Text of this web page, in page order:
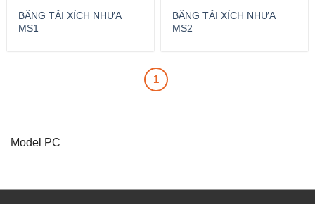
BĂNG TẢI XÍCH NHỰA
MS1
BĂNG TẢI XÍCH NHỰA
MS2
1
Model PC